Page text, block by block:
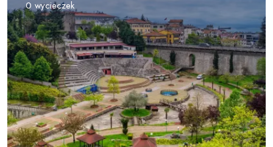
0 wycieczek